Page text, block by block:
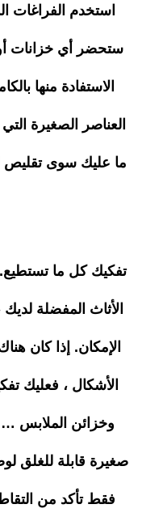
استخدم الفراغات
ستحضر أي خزانات
الاستفادة منها
العناصر الصغيرة
ما عليك سوى تقليص
تفكيك كل ما
الأثاث المفضلة
الإمكان. إذا كان
الأشكال ، فعليك
وخزائن الملابس …
صغيرة قابلة للغلق
فقط تأكد من